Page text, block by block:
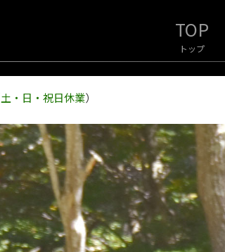
トップ
土・日・祝日休業）